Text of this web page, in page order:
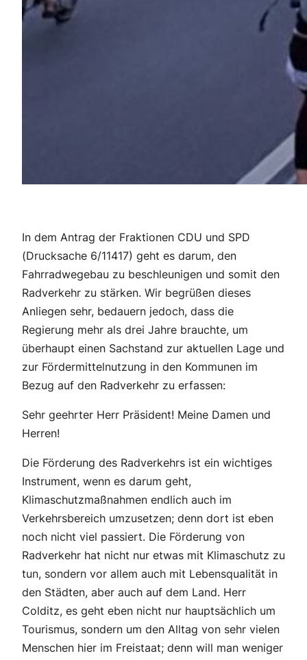
In dem Antrag der Fraktionen CDU und SPD
(Drucksache 6/11417) geht es darum, den
Fahrradwegebau zu beschleunigen und somit den
Radverkehr zu stärken. Wir begrüßen dieses
Anliegen sehr, bedauern jedoch, dass die
Regierung mehr als drei Jahre brauchte, um
überhaupt einen Sachstand zur aktuellen Lage und
zur Fördermittelnutzung in den Kommunen im
Bezug auf den Radverkehr zu erfassen:
Sehr geehrter Herr Präsident! Meine Damen und
Herren!
Die Förderung des Radverkehrs ist ein wichtiges
Instrument, wenn es darum geht,
Klimaschutzmaßnahmen endlich auch im
Verkehrsbereich umzusetzen; denn dort ist eben
noch nicht viel passiert. Die Förderung von
Radverkehr hat nicht nur etwas mit Klimaschutz zu
tun, sondern vor allem auch mit Lebensqualität in
den Städten, aber auch auf dem Land. Herr
Colditz, es geht eben nicht nur hauptsächlich um
Tourismus, sondern um den Alltag von sehr vielen
Menschen hier im Freistaat; denn will man weniger